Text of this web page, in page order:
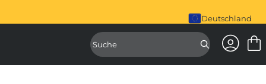
Deutschland
Zugriff auf
Zugang